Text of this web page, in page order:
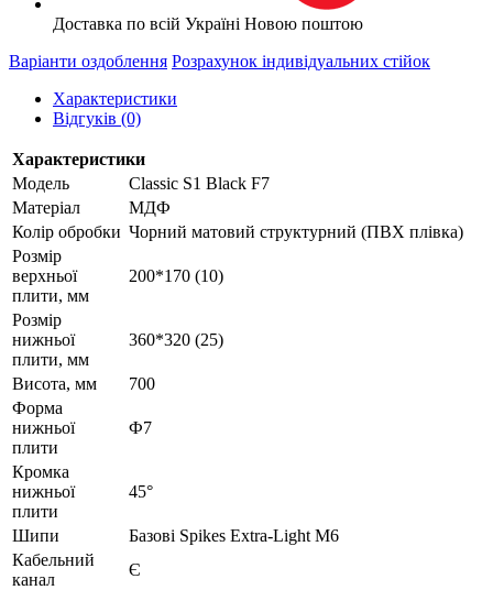
Доставка по всій Україні Новою поштою
Варіанти оздоблення Розрахунок індивідуальних стійок
Характеристики
Відгуків (0)
Характеристики
Модель
Classic S1 Black F7
Матеріал
МДФ
Колір обробки Чорний матовий структурний (ПВХ плівка)
Розмір
верхньої
плити, мм
200*170 (10)
Розмір
нижньої
плити, мм
360*320 (25)
Висота, мм
700
Форма
нижньої
плити
Ф7
Кромка
нижньої
плити
45°
Шипи
Базові Spikes Extra-Light M6
Кабельний
канал
Є